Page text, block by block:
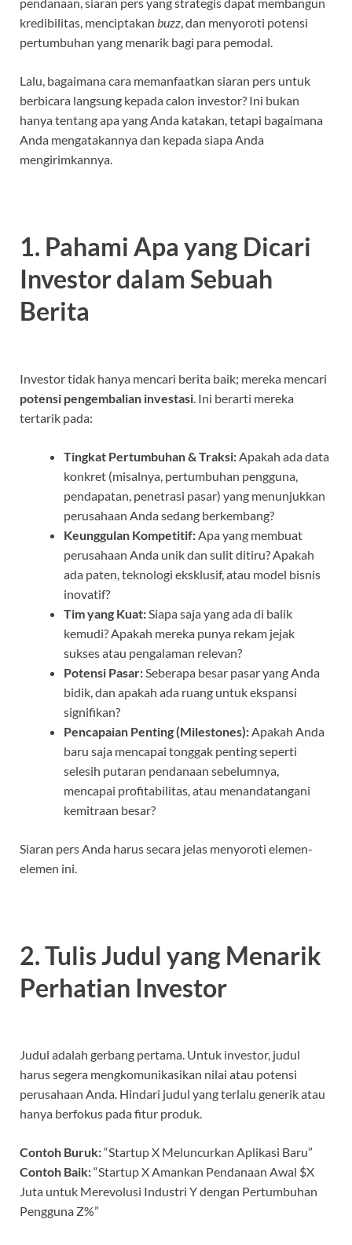
kredibilitas, menciptakan buzz, dan menyoroti potensi
pertumbuhan yang menarik bagi para pemodal.
Lalu, bagaimana cara memanfaatkan siaran pers untuk
berbicara langsung kepada calon investor? Ini bukan
hanya tentang apa yang Anda katakan, tetapi bagaimana
Anda mengatakannya dan kepada siapa Anda
mengirimkannya.
1. Pahami Apa yang Dicari
Investor dalam Sebuah
Berita
Investor tidak hanya mencari berita baik; mereka mencari
potensi pengembalian investasi . Ini berarti mereka
tertarik pada:
Tingkat Pertumbuhan & Traksi: Apakah ada data
konkret (misalnya, pertumbuhan pengguna,
pendapatan, penetrasi pasar) yang menunjukkan
perusahaan Anda sedang berkembang?
Keunggulan Kompetitif: Apa yang membuat
perusahaan Anda unik dan sulit ditiru? Apakah
ada paten, teknologi eksklusif, atau model bisnis
inovatif?
Tim yang Kuat: Siapa saja yang ada di balik
kemudi? Apakah mereka punya rekam jejak
sukses atau pengalaman relevan?
Potensi Pasar: Seberapa besar pasar yang Anda
bidik, dan apakah ada ruang untuk ekspansi
signifikan?
Pencapaian Penting (Milestones): Apakah Anda
baru saja mencapai tonggak penting seperti
selesih putaran pendanaan sebelumnya,
mencapai profitabilitas, atau menandatangani
kemitraan besar?
Siaran pers Anda harus secara jelas menyoroti elemen-
elemen ini.
2. Tulis Judul yang Menarik
Perhatian Investor
Judul adalah gerbang pertama. Untuk investor, judul
harus segera mengkomunikasikan nilai atau potensi
perusahaan Anda. Hindari judul yang terlalu generik atau
hanya berfokus pada fitur produk.
Contoh Buruk:“Startup X Meluncurkan Aplikasi Baru”
Contoh Baik:“Startup X Amankan Pendanaan Awal $X
Juta untuk Merevolusi Industri Y dengan Pertumbuhan
Pengguna Z%”